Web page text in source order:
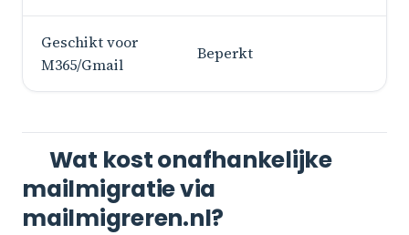
Geschikt voor
M365/Gmail
Beperkt
Wat kost onafhankelijke
mailmigratie via
mailmigreren.nl?